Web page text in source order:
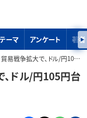
テーマ アンケート 著者
争拡大で、ドル/円105円台に接近
ドル/円105円台